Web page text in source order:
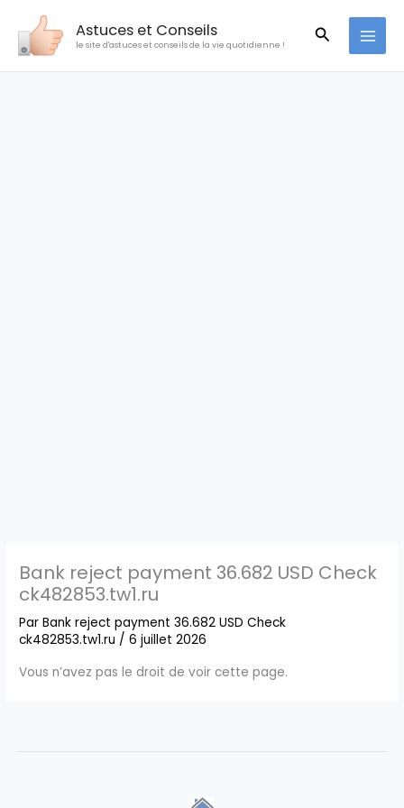
contenu
Astuces et Conseils
le site d'astuces et conseils de la vie quotidienne !
Bank reject payment 36.682 USD Check
ck482853.tw1.ru
ParBank reject payment 36.682 USD Check
ck482853.tw1.ru /6 juillet 2026
Vous n’avez pas le droit de voir cette page.